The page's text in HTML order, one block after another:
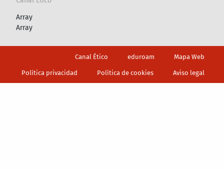
Array
Array
Canal Ético eduroam Mapa Web
Política privacidad Política de cookies Aviso legal